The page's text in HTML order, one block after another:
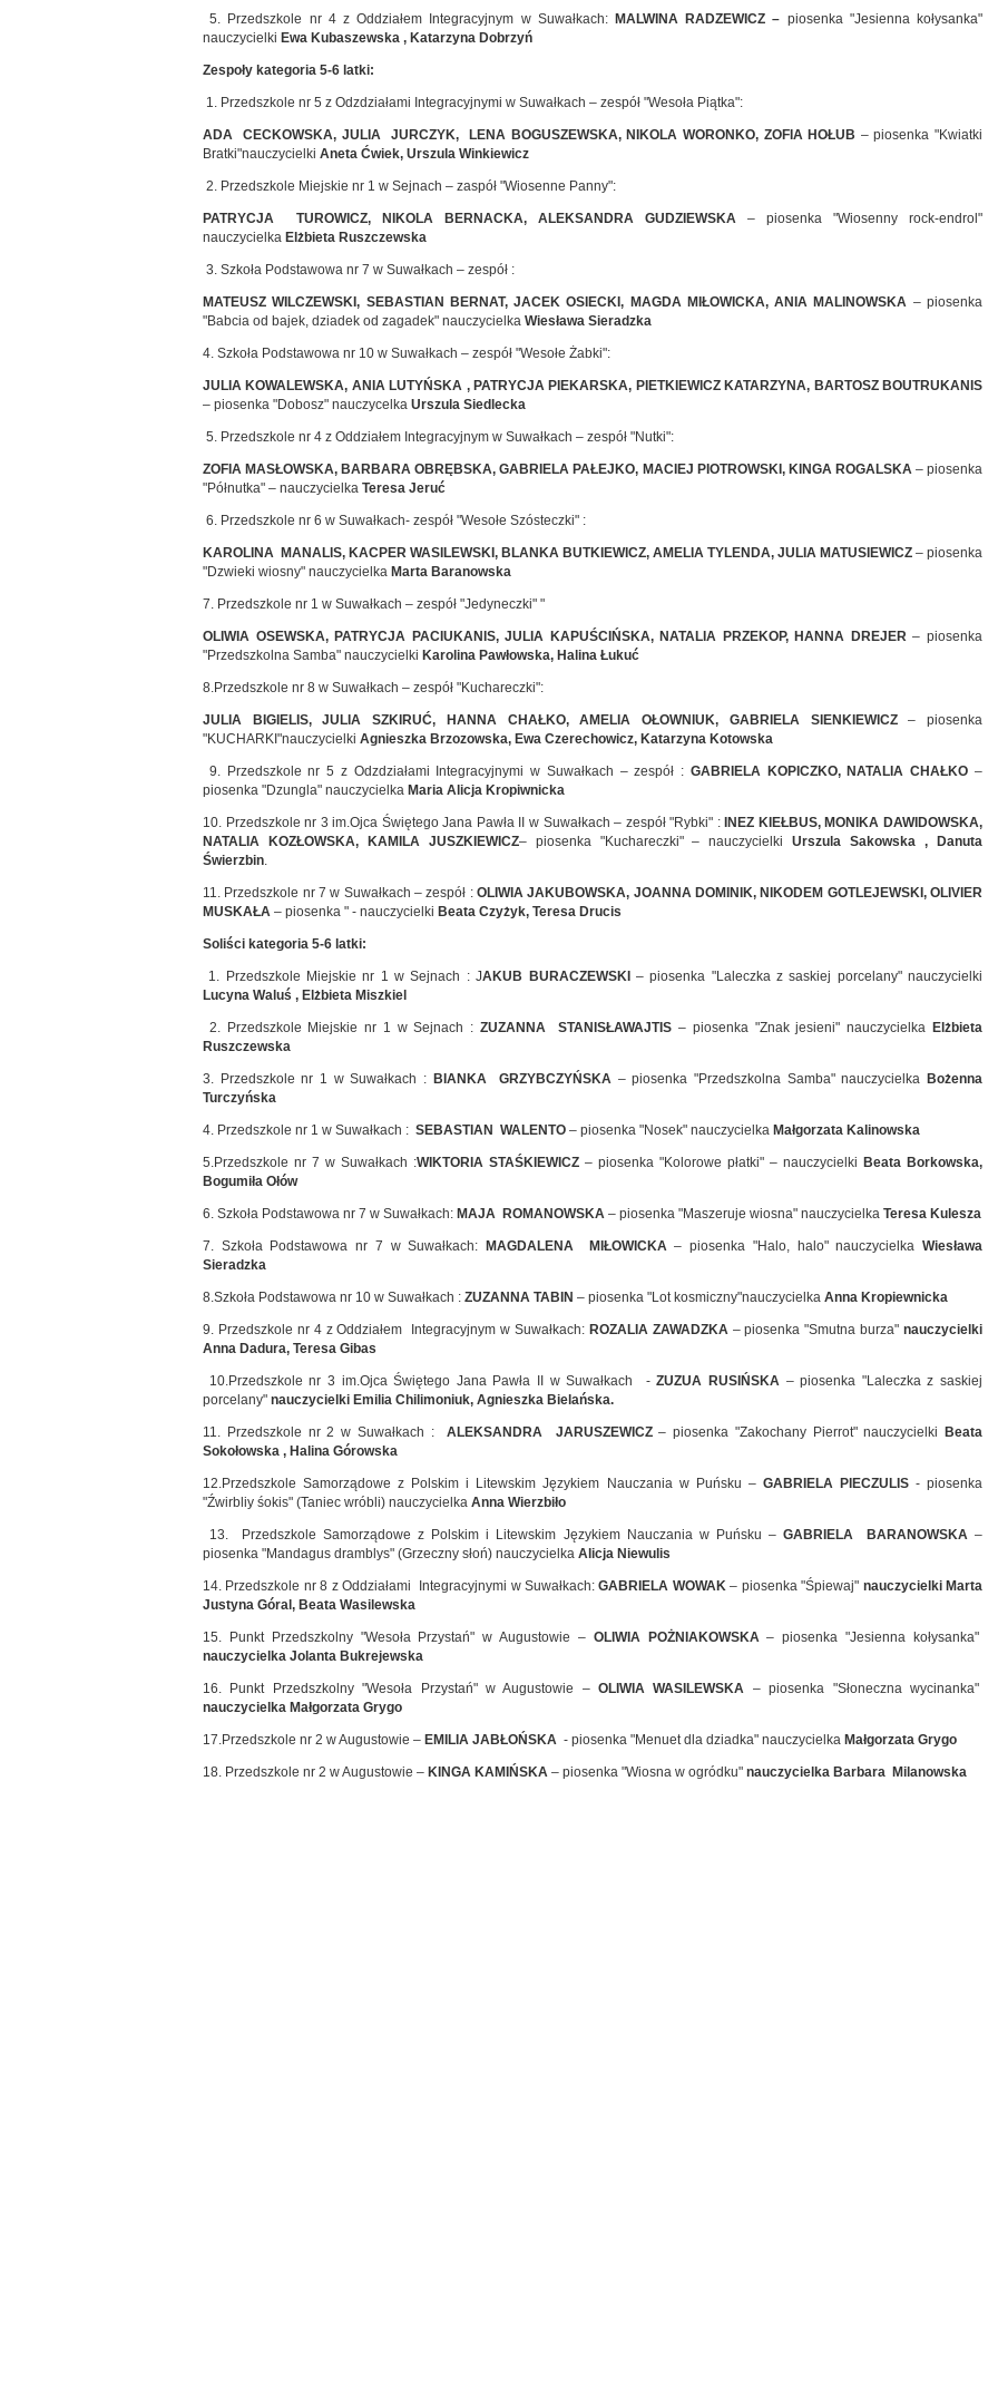
5. Przedszkole nr 4 z Oddziałem Integracyjnym w Suwałkach: MALWINA RADZEWICZ – piosenka "Jesienna kołysanka"
nauczycielki Ewa Kubaszewska , Katarzyna Dobrzyń
Zespoły kategoria 5-6 latki:
1. Przedszkole nr 5 z Odzdziałami Integracyjnymi w Suwałkach – zespół "Wesoła Piątka":
ADA CECKOWSKA, JULIA JURCZYK, LENA BOGUSZEWSKA, NIKOLA WORONKO, ZOFIA HOŁUB – piosenka "Kwiatki
Bratki"nauczycielki Aneta Ćwiek, Urszula Winkiewicz
2. Przedszkole Miejskie nr 1 w Sejnach – zaspół "Wiosenne Panny":
PATRYCJA TUROWICZ, NIKOLA BERNACKA, ALEKSANDRA GUDZIEWSKA – piosenka "Wiosenny rock-endrol"
nauczycielka Elżbieta Ruszczewska
3. Szkoła Podstawowa nr 7 w Suwałkach – zespół :
MATEUSZ WILCZEWSKI, SEBASTIAN BERNAT, JACEK OSIECKI, MAGDA MIŁOWICKA, ANIA MALINOWSKA – piosenka
"Babcia od bajek, dziadek od zagadek" nauczycielka Wiesława Sieradzka
4. Szkoła Podstawowa nr 10 w Suwałkach – zespół "Wesołe Żabki":
JULIA KOWALEWSKA, ANIA LUTYŃSKA , PATRYCJA PIEKARSKA, PIETKIEWICZ KATARZYNA, BARTOSZ BOUTRUKANIS
– piosenka "Dobosz" nauczycelka Urszula Siedlecka
5. Przedszkole nr 4 z Oddziałem Integracyjnym w Suwałkach – zespół "Nutki":
ZOFIA MASŁOWSKA, BARBARA OBRĘBSKA, GABRIELA PAŁEJKO, MACIEJ PIOTROWSKI, KINGA ROGALSKA – piosenka
"Półnutka" – nauczycielka Teresa Jeruć
6. Przedszkole nr 6 w Suwałkach- zespół "Wesołe Szósteczki" :
KAROLINA MANALIS, KACPER WASILEWSKI, BLANKA BUTKIEWICZ, AMELIA TYLENDA, JULIA MATUSIEWICZ – piosenka
"Dzwieki wiosny" nauczycielka Marta Baranowska
7. Przedszkole nr 1 w Suwałkach – zespół "Jedyneczki" "
OLIWIA OSEWSKA, PATRYCJA PACIUKANIS, JULIA KAPUŚCIŃSKA, NATALIA PRZEKOP, HANNA DREJER– piosenka
"Przedszkolna Samba" nauczycielki Karolina Pawłowska, Halina Łukuć
8.Przedszkole nr 8 w Suwałkach – zespół "Kuchareczki":
JULIA BIGIELIS, JULIA SZKIRUĆ, HANNA CHAŁKO, AMELIA OŁOWNIUK, GABRIELA SIENKIEWICZ– piosenka
"KUCHARKI"nauczycielki Agnieszka Brzozowska, Ewa Czerechowicz, Katarzyna Kotowska
9. Przedszkole nr 5 z Odzdziałami Integracyjnymi w Suwałkach – zespół : GABRIELA KOPICZKO, NATALIA CHAŁKO–
piosenka "Dzungla" nauczycielka Maria Alicja Kropiwnicka
10. Przedszkole nr 3 im.Ojca Świętego Jana Pawła II w Suwałkach – zespół "Rybki" :INEZ KIEŁBUS, MONIKA DAWIDOWSKA,
NATALIA KOZŁOWSKA, KAMILA JUSZKIEWICZ– piosenka "Kuchareczki" – nauczycielkiUrszula Sakowska , Danuta
Świerzbin.
11. Przedszkole nr 7 w Suwałkach – zespół : OLIWIA JAKUBOWSKA, JOANNA DOMINIK, NIKODEM GOTLEJEWSKI, OLIVIER
MUSKAŁA – piosenka " - nauczycielki Beata Czyżyk, Teresa Drucis
Soliści kategoria 5-6 latki:
1. Przedszkole Miejskie nr 1 w Sejnach : JAKUB BURACZEWSKI – piosenka "Laleczka z saskiej porcelany" nauczycielki
Lucyna Waluś , Elżbieta Miszkiel
2. Przedszkole Miejskie nr 1 w Sejnach : ZUZANNA STANISŁAWAJTIS– piosenka "Znak jesieni" nauczycielkaElżbieta
Ruszczewska
3. Przedszkole nr 1 w Suwałkach : BIANKA GRZYBCZYŃSKA – piosenka "Przedszkolna Samba" nauczycielkaBożenna
Turczyńska
4. Przedszkole nr 1 w Suwałkach : SEBASTIAN WALENTO – piosenka "Nosek" nauczycielka Małgorzata Kalinowska
5.Przedszkole nr 7 w Suwałkach :WIKTORIA STAŚKIEWICZ – piosenka "Kolorowe płatki" – nauczycielki Beata Borkowska,
Bogumiła Ołów
6. Szkoła Podstawowa nr 7 w Suwałkach: MAJA ROMANOWSKA – piosenka "Maszeruje wiosna" nauczycielka Teresa Kulesza
7. Szkoła Podstawowa nr 7 w Suwałkach:MAGDALENA MIŁOWICKA– piosenka "Halo, halo" nauczycielkaWiesława
Sieradzka
8.Szkoła Podstawowa nr 10 w Suwałkach : ZUZANNA TABIN – piosenka "Lot kosmiczny"nauczycielka Anna Kropiewnicka
9. Przedszkole nr 4 z Oddziałem Integracyjnym w Suwałkach: ROZALIA ZAWADZKA – piosenka "Smutna burza" nauczycielki
Anna Dadura, Teresa Gibas
10.Przedszkole nr 3 im.Ojca Świętego Jana Pawła II w Suwałkach -ZUZUA RUSIŃSKA– piosenka "Laleczka z saskiej
porcelany" nauczycielki Emilia Chilimoniuk, Agnieszka Bielańska.
11. Przedszkole nr 2 w Suwałkach : ALEKSANDRA JARUSZEWICZ– piosenka "Zakochany Pierrot" nauczycielki Beata
Sokołowska , Halina Górowska
12.Przedszkole Samorządowe z Polskim i Litewskim Językiem Nauczania w Puńsku – GABRIELA PIECZULIS- piosenka
"Źwirbliy śokis" (Taniec wróbli) nauczycielka Anna Wierzbiło
13. Przedszkole Samorządowe z Polskim i Litewskim Językiem Nauczania w Puńsku – GABRIELA BARANOWSKA–
piosenka "Mandagus dramblys" (Grzeczny słoń) nauczycielka Alicja Niewulis
14. Przedszkole nr 8 z Oddziałami Integracyjnymi w Suwałkach:GABRIELA WOWAK– piosenka "Śpiewaj" nauczycielki Marta
Justyna Góral, Beata Wasilewska
15. Punkt Przedszkolny "Wesoła Przystań" w Augustowie – OLIWIA POŻNIAKOWSKA– piosenka "Jesienna kołysanka"
nauczycielka Jolanta Bukrejewska
16. Punkt Przedszkolny "Wesoła Przystań" w Augustowie –OLIWIA WASILEWSKA – piosenka "Słoneczna wycinanka"
nauczycielka Małgorzata Grygo
17.Przedszkole nr 2 w Augustowie – EMILIA JABŁOŃSKA - piosenka "Menuet dla dziadka" nauczycielka Małgorzata Grygo
18. Przedszkole nr 2 w Augustowie – KINGA KAMIŃSKA – piosenka "Wiosna w ogródku" nauczycielka Barbara Milanowska